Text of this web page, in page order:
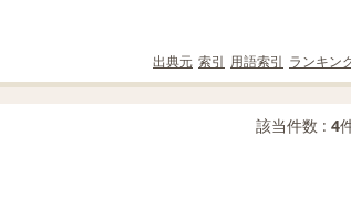
出典元 索引 用語索引 ランキン
該当件数 : 4